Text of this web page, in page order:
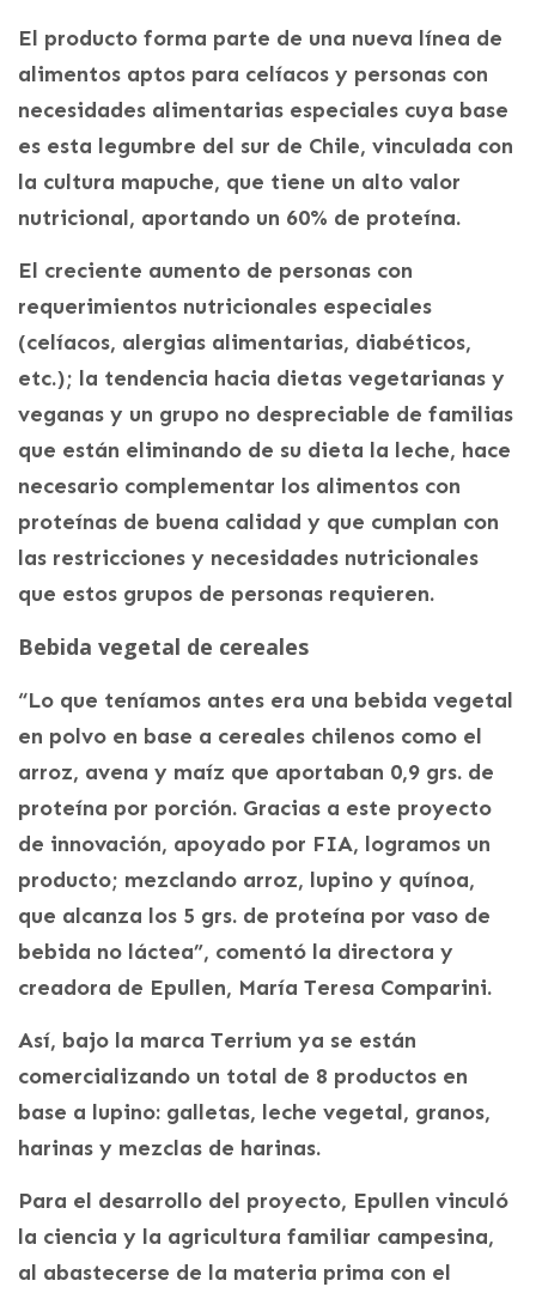
El producto forma parte de una nueva línea de
alimentos aptos para celíacos y personas con
necesidades alimentarias especiales cuya base
es esta legumbre del sur de Chile, vinculada con
la cultura mapuche, que tiene un alto valor
nutricional, aportando un 60% de proteína.
El creciente aumento de personas con
requerimientos nutricionales especiales
(celíacos, alergias alimentarias, diabéticos,
etc.); la tendencia hacia dietas vegetarianas y
veganas y un grupo no despreciable de familias
que están eliminando de su dieta la leche, hace
necesario complementar los alimentos con
proteínas de buena calidad y que cumplan con
las restricciones y necesidades nutricionales
que estos grupos de personas requieren.
Bebida vegetal de cereales
“Lo que teníamos antes era una bebida vegetal
en polvo en base a cereales chilenos como el
arroz, avena y maíz que aportaban 0,9 grs. de
proteína por porción. Gracias a este proyecto
de innovación, apoyado por FIA, logramos un
producto; mezclando arroz, lupino y quínoa,
que alcanza los 5 grs. de proteína por vaso de
bebida no láctea”, comentó la directora y
creadora de Epullen, María Teresa Comparini.
Así, bajo la marca Terrium ya se están
comercializando un total de 8 productos en
base a lupino: galletas, leche vegetal, granos,
harinas y mezclas de harinas.
Para el desarrollo del proyecto, Epullen vinculó
la ciencia y la agricultura familiar campesina,
al abastecerse de la materia prima con el